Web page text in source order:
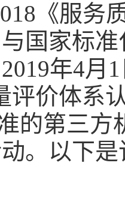
《服务
国家标
2019年4月 1
评价体系
的第三方
。以下